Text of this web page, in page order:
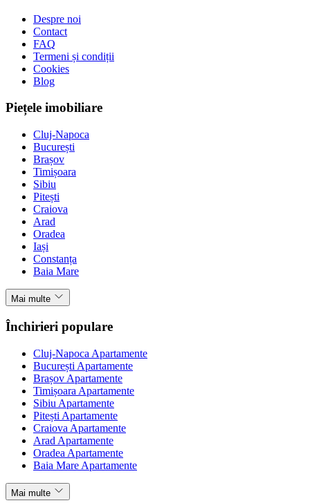
Despre noi
Contact
FAQ
Termeni și condiții
Cookies
Blog
Piețele imobiliare
Cluj-Napoca
București
Brașov
Timișoara
Sibiu
Pitești
Craiova
Arad
Oradea
Iași
Constanța
Baia Mare
Mai multe
Închirieri populare
Cluj-Napoca Apartamente
București Apartamente
Brașov Apartamente
Timișoara Apartamente
Sibiu Apartamente
Pitești Apartamente
Craiova Apartamente
Arad Apartamente
Oradea Apartamente
Baia Mare Apartamente
Mai multe